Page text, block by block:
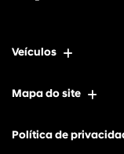
Veículos
Mapa do site
Política de